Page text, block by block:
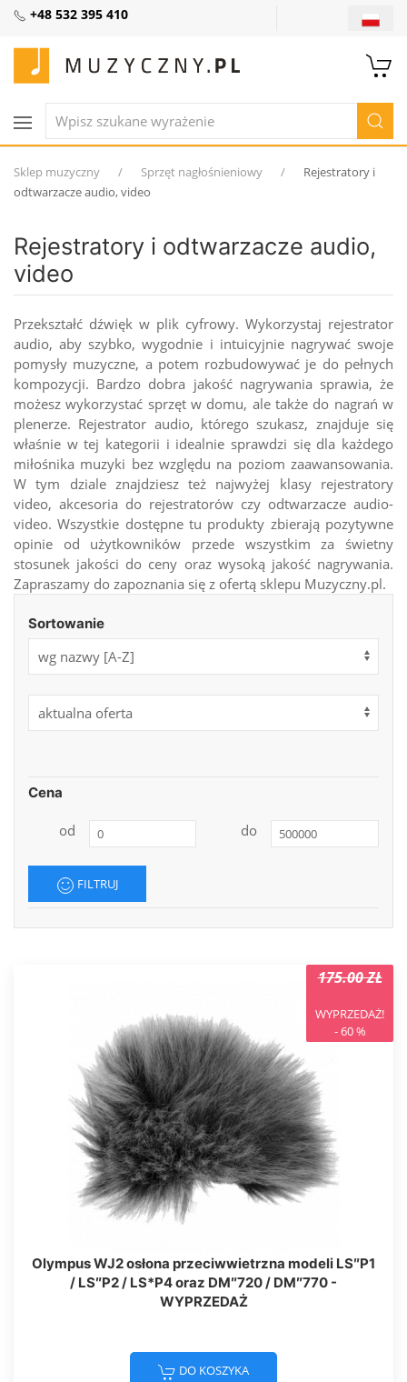
+48 532 395 410
Sklep muzyczny Sprzęt nagłośnieniowy
Rejestratory i
odtwarzacze audio, video
Rejestratory i odtwarzacze audio,
video
Przekształć dźwięk w plik cyfrowy. Wykorzystaj rejestrator
audio, aby szybko, wygodnie i intuicyjnie nagrywać swoje
pomysły muzyczne, a potem rozbudowywać je do pełnych
kompozycji. Bardzo dobra jakość nagrywania sprawia, że
możesz wykorzystać sprzęt w domu, ale także do nagrań w
plenerze. Rejestrator audio, którego szukasz, znajduje się
właśnie w tej kategorii i idealnie sprawdzi się dla każdego
miłośnika muzyki bez względu na poziom zaawansowania.
W tym dziale znajdziesz też najwyżej klasy rejestratory
video, akcesoria do rejestratorów czy odtwarzacze audio-
video. Wszystkie dostępne tu produkty zbierają pozytywne
opinie od użytkowników przede wszystkim za świetny
stosunek jakości do ceny oraz wysoką jakość nagrywania.
Zapraszamy do zapoznania się z ofertą sklepu Muzyczny.pl.
Sortowanie
Cena
od do
FILTRUJ
175.00 ZŁ
WYPRZEDAŻ!
- 60 %
Olympus WJ2 osłona przeciwwietrzna modeli LS″P1
/ LS″P2 / LS*P4 oraz DM″720 / DM″770 -
WYPRZEDAŻ
DO KOSZYKA